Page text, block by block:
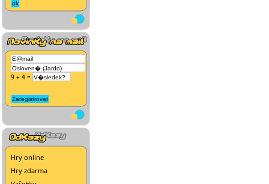
9 + 4 =
Hry online
Hry zdarma